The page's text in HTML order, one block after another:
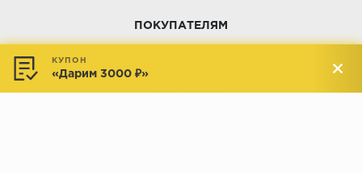
ПОКУПАТЕЛЯМ
Доставка и оплата
Обмен и возврат
КУПОН
«Дарим 3000 ₽»